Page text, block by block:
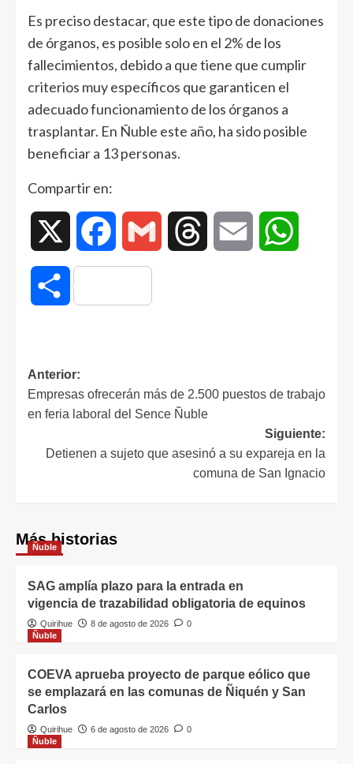
Es preciso destacar, que este tipo de donaciones
de órganos, es posible solo en el 2% de los
fallecimientos, debido a que tiene que cumplir
criterios muy específicos que garanticen el
adecuado funcionamiento de los órganos a
trasplantar. En Ñuble este año, ha sido posible
beneficiar a 13 personas.
Compartir en:
Facebook Gmail Threads Email
Compartir
Anterior:
Empresas ofrecerán más de 2.500 puestos de trabajo
en feria laboral del Sence Ñuble
Siguiente:
Detienen a sujeto que asesinó a su expareja en la
comuna de San Ignacio
Más historias
Ñuble
SAG amplía plazo para la entrada en
vigencia de trazabilidad obligatoria de equinos
Quirihue 8 de agosto de 2026
0
Ñuble
COEVA aprueba proyecto de parque eólico que
se emplazará en las comunas de Ñiquén y San
Carlos
Quirihue 6 de agosto de 2026
0
Ñuble